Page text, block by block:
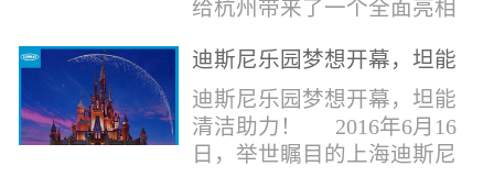
一、清洁设备、工具石材翻
新机、石材晶面处理机、吸
水吸尘器、吹风机、花岗
石...
动中，希望以此提高公众对
理想中，大海...
给杭州带来了一个全面亮相
球国际组织和世界人民检阅
的一次大考。多国元首齐聚
杭州，在欣赏美丽西湖景色
的同事，第一印象就是杭州
迪斯尼乐园梦想开幕，坦能
清洁助力！
迪斯尼乐园梦想开幕，坦能
清洁助力！ 2016年6月16
日，举世瞩目的上海迪斯尼